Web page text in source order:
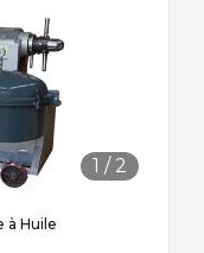
1 / 2
à Huile